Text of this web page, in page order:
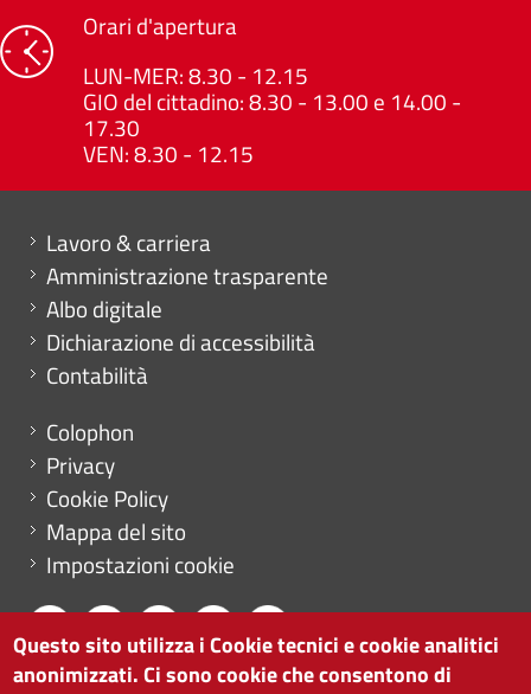
Orari d'apertura
LUN-MER: 8.30 - 12.15
GIO del cittadino: 8.30 - 13.00 e 14.00 -
17.30
VEN: 8.30 - 12.15
Mini menu di servizio
Lavoro & carriera
Amministrazione trasparente
Albo digitale
Dichiarazione di accessibilità
Contabilità
Menu footer
Colophon
Privacy
Cookie Policy
Mappa del sito
Impostazioni cookie
Questo sito utilizza i Cookie tecnici e cookie analitici
anonimizzati. Ci sono cookie che consentono di